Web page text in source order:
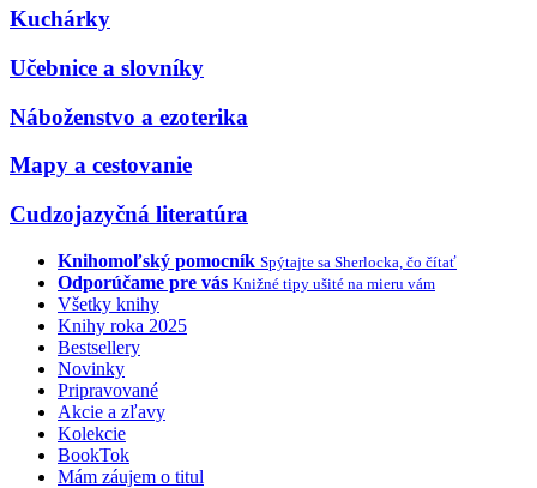
Kuchárky
Učebnice a slovníky
Náboženstvo a ezoterika
Mapy a cestovanie
Cudzojazyčná literatúra
Knihomoľský pomocník Spýtajte sa Sherlocka, čo čítať
Odporúčame pre vás Knižné tipy ušité na mieru vám
Všetky knihy
Knihy roka 2025
Bestsellery
Novinky
Pripravované
Akcie a zľavy
Kolekcie
BookTok
Mám záujem o titul